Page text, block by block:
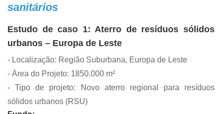
sanitários
Estudo de caso 1: Aterro de resíduos sólidos
urbanos – Europa de Leste
- Localização: Região Suburbana, Europa de Leste
- Área do Projeto: 1850.000 m²
-Tipo de projeto: Novo aterro regional para resíduos
sólidos urbanos (RSU)